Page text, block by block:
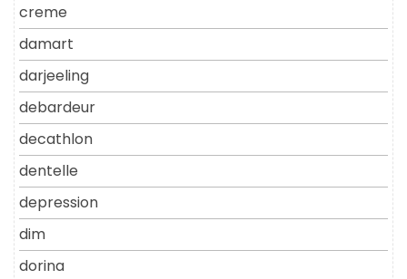
creme
damart
darjeeling
debardeur
decathlon
dentelle
depression
dim
dorina